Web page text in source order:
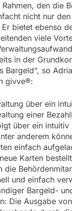
Rahmen, den die
nicht nur
bietet ebenso
viele
in der
Bargeld“, so
givve®:
über ein
einer
über ein intuitiv
anderem
einfach
Karten
die
und einfach
Bargeld-
Die Ausgabe